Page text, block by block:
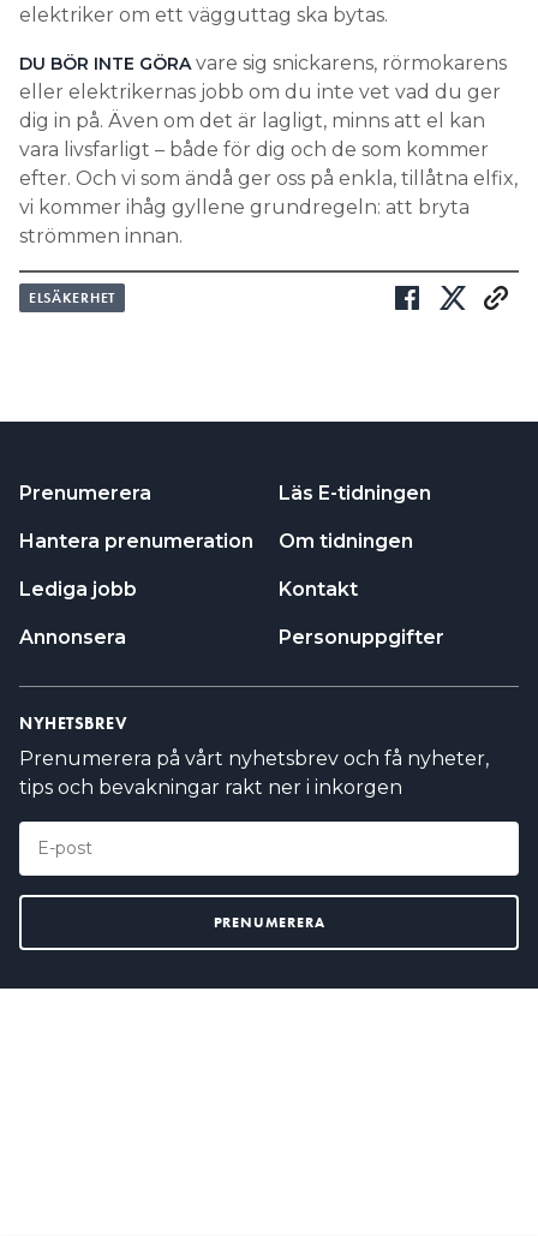
elektriker om ett vägguttag ska bytas.
DU BÖR INTE GÖRAvare sig snickarens, rörmokarens
eller elektrikernas jobb om du inte vet vad du ger
dig in på. Även om det är lagligt, minns att el kan
vara livsfarligt – både för dig och de som kommer
efter. Och vi som ändå ger oss på enkla, tillåtna elfix,
vi kommer ihåg gyllene grundregeln: att bryta
strömmen innan.
ELSÄKERHET
Prenumerera
Hantera prenumeration
Lediga jobb
Annonsera
Läs E-tidningen
Om tidningen
Kontakt
Personuppgifter
NYHETSBREV
Prenumerera på vårt nyhetsbrev och få nyheter,
tips och bevakningar rakt ner i inkorgen